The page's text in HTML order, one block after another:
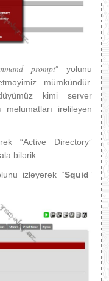
prompt” yolunu
mümkündür.
kimi server
məlumatları irəliləyən
“Active Directory”
bilərik.
izləyərək “Squid”